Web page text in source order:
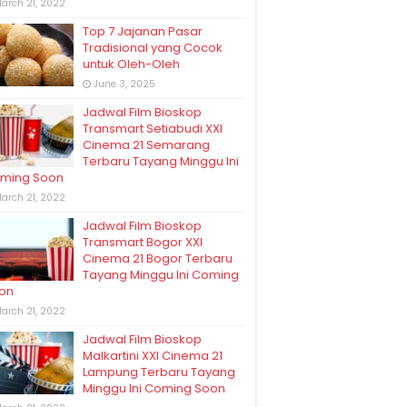
21, 2022
Top 7 Jajanan Pasar
Tradisional yang Cocok
untuk Oleh-Oleh
June 3, 2025
Jadwal Film Bioskop
Transmart Setiabudi XXI
Cinema 21 Semarang
Terbaru Tayang Minggu Ini
Soon
21, 2022
Jadwal Film Bioskop
Transmart Bogor XXI
Cinema 21 Bogor Terbaru
Tayang Minggu Ini Coming
21, 2022
Jadwal Film Bioskop
Malkartini XXI Cinema 21
Lampung Terbaru Tayang
Minggu Ini Coming Soon